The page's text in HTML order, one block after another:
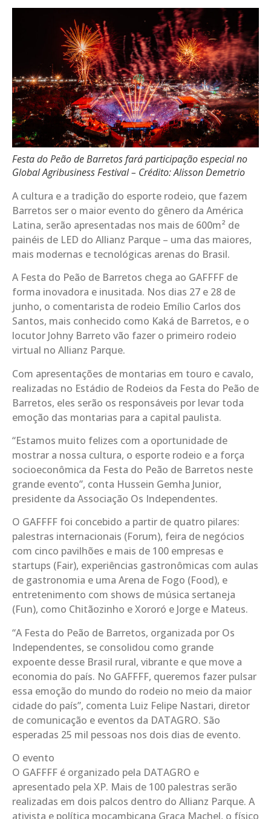
Festa do Peão de Barretos fará participação especial no
Global Agribusiness Festival – Crédito: Alisson Demetrio
A cultura e a tradição do esporte rodeio, que fazem
Barretos ser o maior evento do gênero da América
Latina, serão apresentadas nos mais de 600m² de
painéis de LED do Allianz Parque – uma das maiores,
mais modernas e tecnológicas arenas do Brasil.
A Festa do Peão de Barretos chega ao GAFFFF de
forma inovadora e inusitada. Nos dias 27 e 28 de
junho, o comentarista de rodeio Emílio Carlos dos
Santos, mais conhecido como Kaká de Barretos, e o
locutor Johny Barreto vão fazer o primeiro rodeio
virtual no Allianz Parque.
Com apresentações de montarias em touro e cavalo,
realizadas no Estádio de Rodeios da Festa do Peão de
Barretos, eles serão os responsáveis por levar toda
emoção das montarias para a capital paulista.
“Estamos muito felizes com a oportunidade de
mostrar a nossa cultura, o esporte rodeio e a força
socioeconômica da Festa do Peão de Barretos neste
grande evento”, conta Hussein Gemha Junior,
presidente da Associação Os Independentes.
O GAFFFF foi concebido a partir de quatro pilares:
palestras internacionais (Forum), feira de negócios
com cinco pavilhões e mais de 100 empresas e
startups (Fair), experiências gastronômicas com aulas
de gastronomia e uma Arena de Fogo (Food), e
entretenimento com shows de música sertaneja
(Fun), como Chitãozinho e Xororó e Jorge e Mateus.
“A Festa do Peão de Barretos, organizada por Os
Independentes, se consolidou como grande
expoente desse Brasil rural, vibrante e que move a
economia do país. No GAFFFF, queremos fazer pulsar
essa emoção do mundo do rodeio no meio da maior
cidade do país”, comenta Luiz Felipe Nastari, diretor
de comunicação e eventos da DATAGRO. São
esperadas 25 mil pessoas nos dois dias de evento.
O evento
O GAFFFF é organizado pela DATAGRO e
apresentado pela XP. Mais de 100 palestras serão
realizadas em dois palcos dentro do Allianz Parque. A
ativista e política moçambicana Graça Machel, o físico